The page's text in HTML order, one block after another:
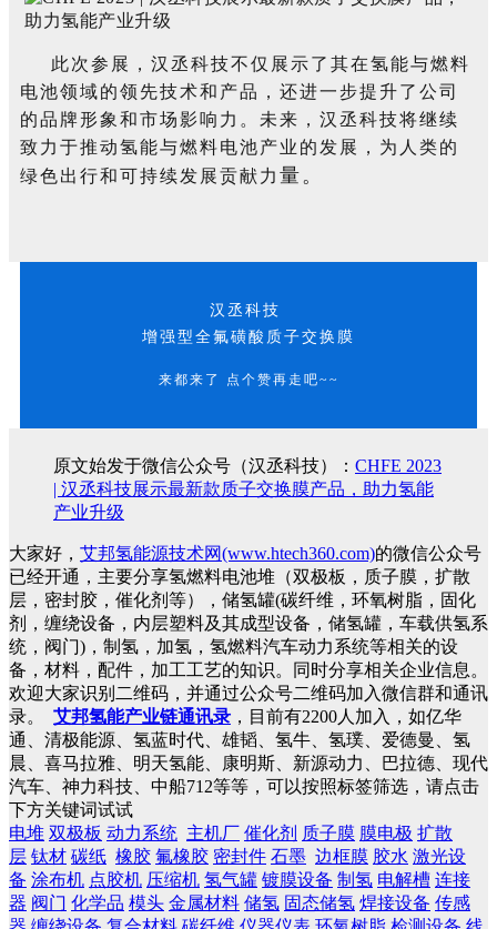
此次参展，汉丞科技不仅展示了其在氢能与燃料
电池领域的领先技术和产品，还进一步提升了公司
的品牌形象和市场影响力。未来，汉丞科技将继续
致力于推动氢能与燃料电池产业的发展，为人类的
绿色出行和可持续发展贡献力 量。
汉丞科技
增强型全氟磺酸质子交换膜
来都来了 点个赞再走吧~~
原文始发于微信公众号（汉丞科技）： CHFE 2023
| 汉丞科技展示最新款质子交换膜产品，助力氢能
产业升级
大家好， 艾邦氢能源技术网(www.htech360.com)的微信公众号
已经开通，主要分享氢燃料电池堆（双极板，质子膜，扩散
层，密封胶，催化剂等），储氢罐(碳纤维，环氧树脂，固化
剂，缠绕设备，内层塑料及其成型设备，储氢罐，车载供氢系
统，阀门)，制氢，加氢，氢燃料汽车动力系统等相关的设
备，材料，配件，加工工艺的知识。同时分享相关企业信息。
欢迎大家识别二维码，并通过公众号二维码加入微信群和通讯
录。
艾邦氢能产业链通讯录 ，目前有2200人加入，如亿华
通、清极能源、氢蓝时代、雄韬、氢牛、氢璞、爱德曼、氢
晨、喜马拉雅、明天氢能、康明斯、新源动力、巴拉德、现代
汽车、神力科技、中船712等等，可以按照标签筛选，请点击
下方关键词试试
电堆 双极板 动力系统 主机厂 催化剂 质子膜 膜电极 扩散
层 钛材 碳纸 橡胶 氟橡胶 密封件 石墨 边框膜 胶水 激光设
备 涂布机 点胶机 压缩机 氢气罐 镀膜设备 制氢 电解槽 连接
器 阀门 化学品 模头 金属材料 储氢 固态储氢 焊接设备 传感